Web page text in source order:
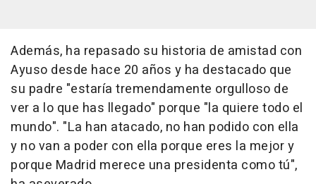
Además, ha repasado su historia de amistad con
Ayuso desde hace 20 años y ha destacado que
su padre "estaría tremendamente orgulloso de
ver a lo que has llegado" porque "la quiere todo el
mundo". "La han atacado, no han podido con ella
y no van a poder con ella porque eres la mejor y
porque Madrid merece una presidenta como tú",